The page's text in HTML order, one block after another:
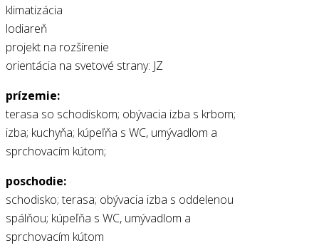
klimatizácia
lodiareň
projekt na rozšírenie
orientácia na svetové strany: JZ
prízemie:
terasa so schodiskom; obývacia izba s krbom;
izba; kuchyňa; kúpeľňa s WC, umývadlom a
sprchovacím kútom;
poschodie:
schodisko; terasa; obývacia izba s oddelenou
spálňou; kúpeľňa s WC, umývadlom a
sprchovacím kútom